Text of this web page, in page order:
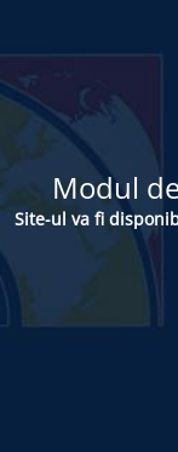
Modul
Site-ul va fi